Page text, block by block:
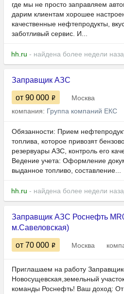
где мы не просто заправляем
дарим клиентам хорошее
качественные нефтепродукты,
заботливый сервис. И...
hh.ru - найдена более недели
Заправщик АЗС
от 90 000
Москва
компания: Группа компаний ЕКС
Обязанности: Прием
топлива, которое привозят
резервуары АЗС, контроль его
Ведение учета: Оформление
выданное топливо, составление...
hh.ru - найдена более недели
Заправщик АЗС Роснефть
м.Савеловская)
от 70 000 Москва
Приглашаем на работу
Новосущевская,земельный
команды Роснефть! Ваш доход: